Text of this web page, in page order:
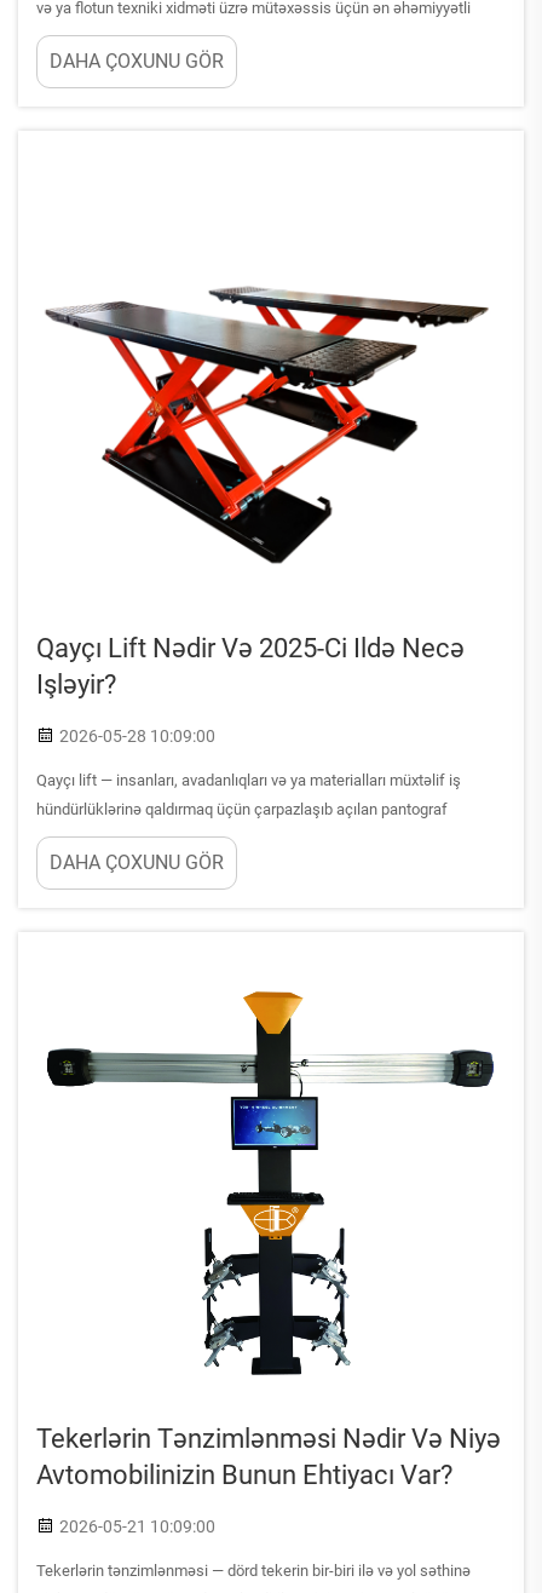
və ya flotun texniki xidməti üzrə mütəxəssis üçün ən əhəmiyyətli
avadanlıq investisiyalarından biridir. Siz kommersiya maşınxanası
təchiz edirsiniz və ya ev garajınızı yeniləyirsiniz — qərarınız...
DAHA ÇOXUNU GÖR
Qayçı Lift Nədir Və 2025-Ci Ildə Necə
Işləyir?
2026-05-28 10:09:00
Qayçı lift — insanları, avadanlıqları və ya materialları müxtəlif iş
hündürlüklərinə qaldırmaq üçün çarpazlaşıb açılan pantograf
mexanizmindən istifadə edən xüsusi mexaniki qaldırma
platformasıdır. Bu çoxtərəfli avadanlıq tikinti sahəsində...
DAHA ÇOXUNU GÖR
Tekerlərin Tənzimlənməsi Nədir Və Niyə
Avtomobilinizin Bunun Ehtiyacı Var?
2026-05-21 10:09:00
Tekerlərin tənzimlənməsi — dörd tekerin bir-biri ilə və yol səthinə